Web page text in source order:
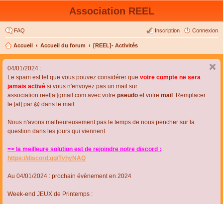
Association REEL
FAQ Connexion
Inscription
Accueil Accueil du forum [REEL]- Activités
04/01/2024 :
Le spam est tel que vous pouvez considérer que votre compte ne sera
jamais activé si vous n'envoyez pas un mail sur
association.reel[at]gmail.com avec votre pseudo et votre mail . Remplacer
le [at] par @ dans le mail.
Nous n'avons malheureusement pas le temps de nous pencher sur la
question dans les jours qui viennent.
=> la meilleure solution est de rejoindre notre discord :
https://discord.gg/TvhyNAQ
Au 04/01/2024 : prochain évènement en 2024
Week-end JEUX de Printemps :